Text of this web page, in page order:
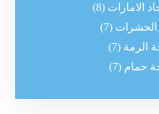
الامارات (8)
الحشرات (7)
الرمة (7)
حمام (7)